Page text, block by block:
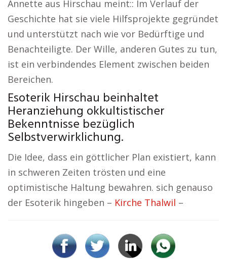
Annette aus Hirschau meint:: Im Verlauf der
Geschichte hat sie viele Hilfsprojekte gegründet
und unterstützt nach wie vor Bedürftige und
Benachteiligte. Der Wille, anderen Gutes zu tun,
ist ein verbindendes Element zwischen beiden
Bereichen.
Esoterik Hirschau beinhaltet
Heranziehung okkultistischer
Bekenntnisse bezüglich
Selbstverwirklichung.
Die Idee, dass ein göttlicher Plan existiert, kann
in schweren Zeiten trösten und eine
optimistische Haltung bewahren. sich genauso
der Esoterik hingeben – Kirche Thalwil –